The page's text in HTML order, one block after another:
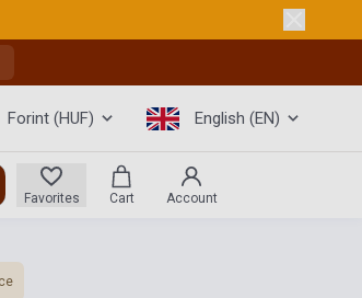
Forint (HUF) English (EN)
Favorites Cart Account